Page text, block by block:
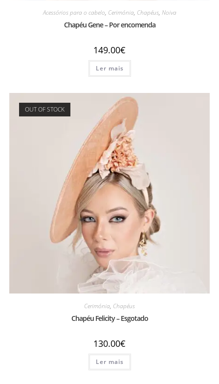
Acessórios para o cabelo, Cerimónia, Chapéus, Noiva
Chapéu Gene – Por encomenda
149.00€
Ler mais
OUT OF STOCK
Cerimónia, Chapéus
Chapéu Felicity – Esgotado
130.00€
Ler mais